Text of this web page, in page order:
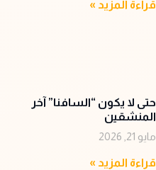
قراءة المزيد »
حتى لا يكون “السافنا” آخر
المنشقين
مايو 21, 2026
قراءة المزيد »